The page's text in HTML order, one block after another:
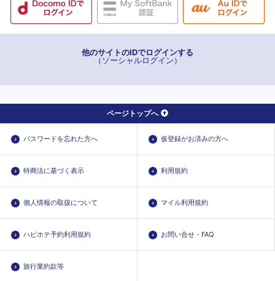
他のサイトのIDでログインする
（ソーシャルログイン）
ページトップへ
パスワードを忘れた方へ 仮登録がお済みの方へ
特商法に基づく表示 利用規約
個人情報の取扱について マイル利用規約
ハピホテ予約利用規約 お問い合せ・FAQ
旅行業約款等